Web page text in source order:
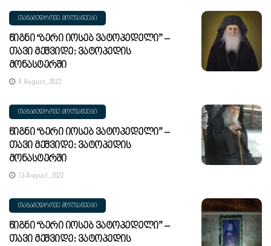
ᲗᲐᲜᲐᲛᲔᲓᲠᲝᲕᲔ ᲛᲝᲦᲕᲐᲬᲔᲔᲑᲘ
Წიგნი “ბერი Იოსებ Ვატოპედელი” –
Თავი Მეშვიდე: Ვატოპედის
Მონასტერში
4 August, 2022
ᲗᲐᲜᲐᲛᲔᲓᲠᲝᲕᲔ ᲛᲝᲦᲕᲐᲬᲔᲔᲑᲘ
Წიგნი “ბერი Იოსებ Ვატოპედელი” –
Თავი Მეშვიდე: Ვატოპედის
Მონასტერში
13 August, 2022
ᲗᲐᲜᲐᲛᲔᲓᲠᲝᲕᲔ ᲛᲝᲦᲕᲐᲬᲔᲔᲑᲘ
Წიგნი “ბერი Იოსებ Ვატოპედელი” –
Თავი Მეშვიდე: Ვატოპედის